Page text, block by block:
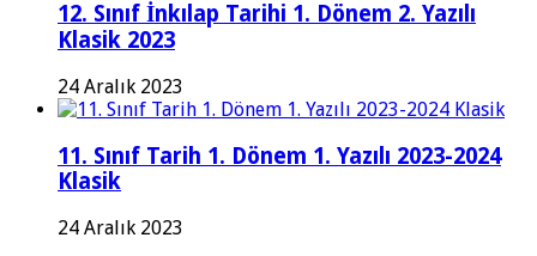
12. Sınıf İnkılap Tarihi 1. Dönem 2. Yazılı
Klasik 2023
24 Aralık 2023
11. Sınıf Tarih 1. Dönem 1. Yazılı 2023-2024
Klasik
24 Aralık 2023